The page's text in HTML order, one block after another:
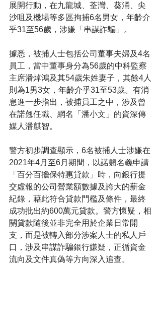
展開行動，在九龍城、荃灣、葵涌、尖
沙咀及機場等多區拘捕6名男女，年齡介
乎31至56歲，涉嫌「串謀詐騙」。
據悉，被捕人士包括公司董事夫婦及4名
員工，當中董事身分為56歲的中科監察
主席潘焯鴻及其54歲朱姓妻子，其餘4人
則為1男3女，年齡介乎31至53歲。有消
息進一步指出，被捕員工之中，涉及曾
在諾翹任職、網名「潘小文」的資深傳
媒人潘麒智。
警方初步調查顯示，6名被捕人士涉嫌在
2021年4月至6月期間，以諾翹名義申請
「百分百擔保特惠貸款」時，向銀行提
交虛報的公司營業額數據及誇大的薪金
紀錄，藉此符合貸款門檻及條件，最終
成功批出約600萬元貸款。警方懷疑，相
關貸款隨後並非完全用於企業日常開
支，而是被轉入部分涉案人士的私人戶
口，涉及串謀詐騙銀行嫌疑，正循資金
流向及文件真偽等方向深入追查。